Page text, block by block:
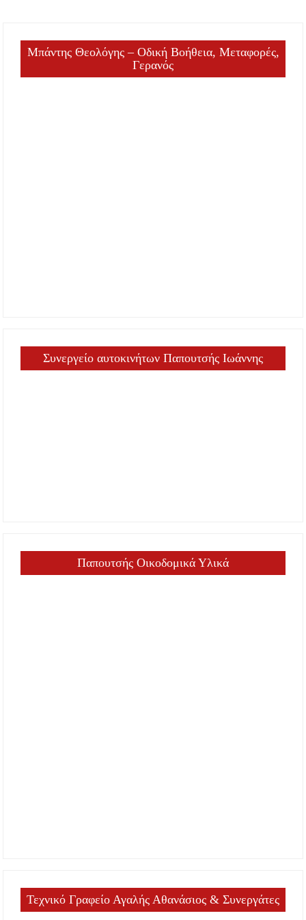
Μπάντης Θεολόγης – Οδική Βοήθεια, Μεταφορές,
Γερανός
Συνεργείο αυτοκινήτων Παπουτσής Ιωάννης
Παπουτσής Οικοδομικά Υλικά
Τεχνικό Γραφείο Αγαλής Αθανάσιος & Συνεργάτες